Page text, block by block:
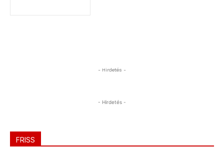
- Hirdetés -
- Hirdetés -
FRISS